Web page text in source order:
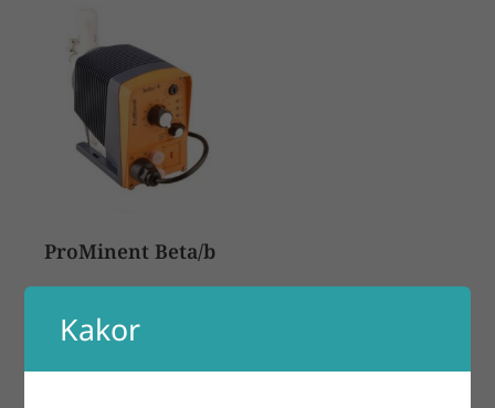
ProMinent Beta/b
Kakor